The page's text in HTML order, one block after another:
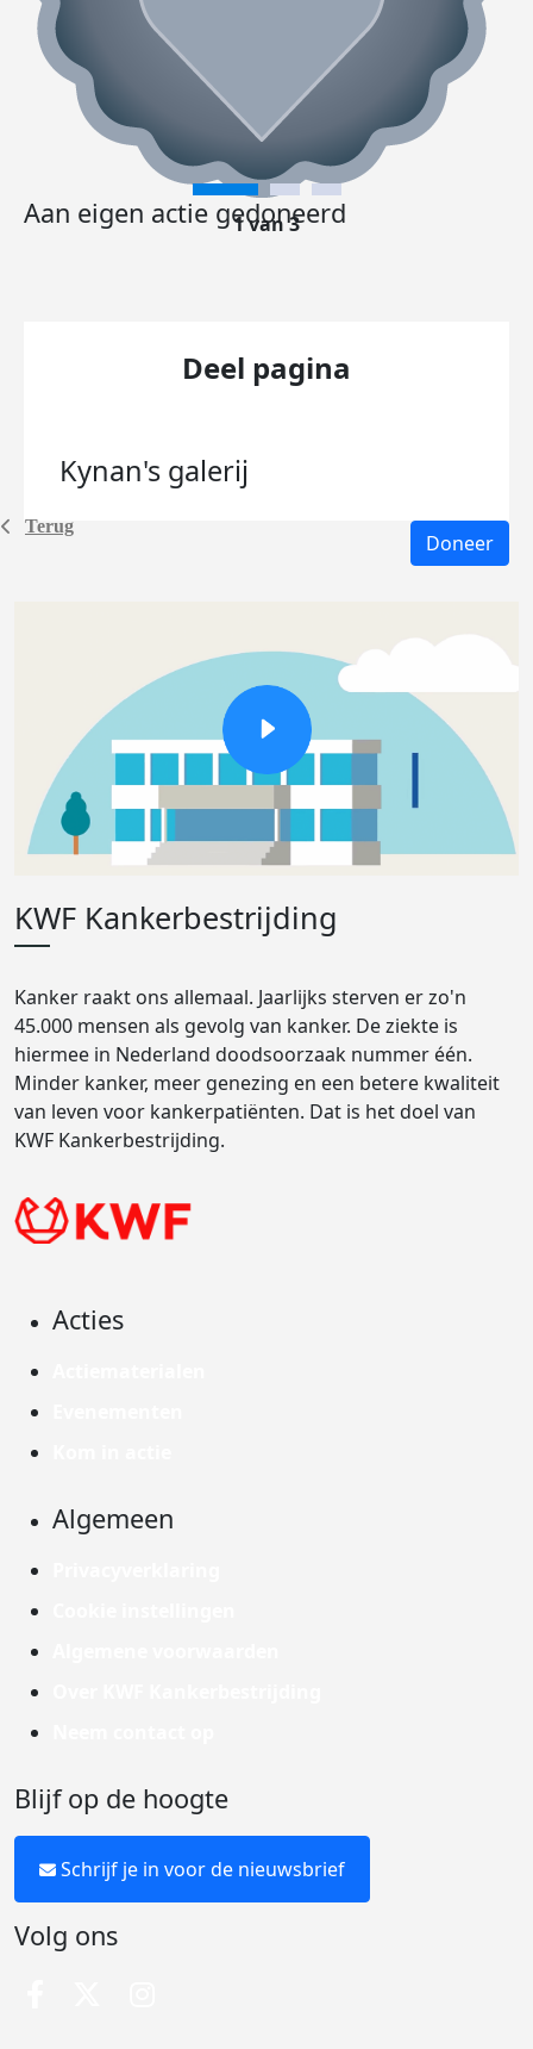
Terug
Aan eigen actie gedoneerd
1 van 3
Deel pagina
Kynan's galerij
Doneer
KWF Kankerbestrijding
Kanker raakt ons allemaal. Jaarlijks sterven er zo'n
45.000 mensen als gevolg van kanker. De ziekte is
hiermee in Nederland doodsoorzaak nummer één.
Minder kanker, meer genezing en een betere kwaliteit
van leven voor kankerpatiënten. Dat is het doel van
KWF Kankerbestrijding.
Acties
Algemeen
Blijf op de hoogte
Schrijf je in voor de nieuwsbrief
Volg ons